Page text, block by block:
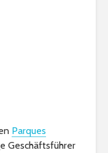
Parques
Geschäftsführer